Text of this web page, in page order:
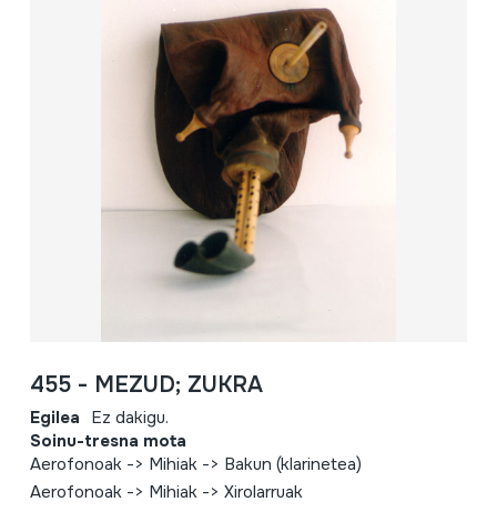
455 - MEZUD; ZUKRA
Egilea Ez dakigu.
Soinu-tresna mota
Aerofonoak -> Mihiak -> Bakun (klarinetea)
Aerofonoak -> Mihiak -> Xirolarruak